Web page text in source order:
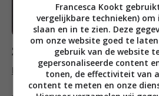
Zaterdag
Kipsalade met een Thais tintje
Francesca Kookt
vergelijkbare technieken)
slaan en in te zien. Deze
om onze website goed te
gebruik van de website
gepersonaliseerde content
tonen, de effectiviteit van
content te meten en onze